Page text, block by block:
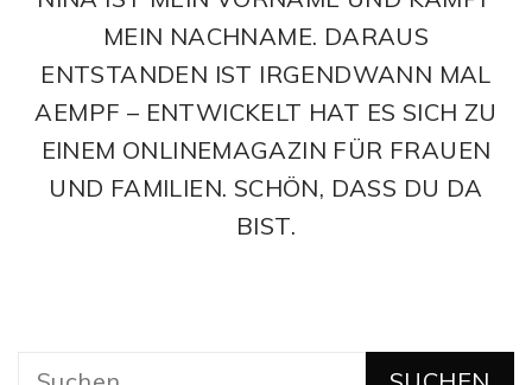
MEIN NACHNAME. DARAUS
ENTSTANDEN IST IRGENDWANN MAL
AEMPF – ENTWICKELT HAT ES SICH ZU
EINEM ONLINEMAGAZIN FÜR FRAUEN
UND FAMILIEN. SCHÖN, DASS DU DA
BIST.
Suchen